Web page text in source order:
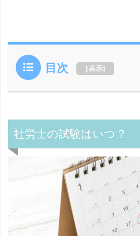
目次 [表示]
社労士の試験はいつ？